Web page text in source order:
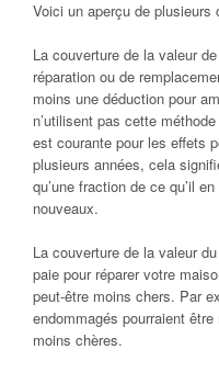
Voici un aperçu de plusieurs
La couverture de la valeur
réparation ou de
moins une déduction pour
n’utilisent pas cette
est courante pour les effets
plusieurs années, cela
qu’une fraction de ce qu’il
nouveaux.
La couverture de la valeur
paie pour réparer votre
peut-être moins chers. Par
endommagés pourraient
moins chères.